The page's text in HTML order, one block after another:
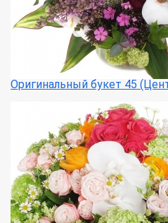
Оригинальный букет 45